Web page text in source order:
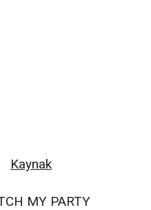
Kaynak
MY PARTY